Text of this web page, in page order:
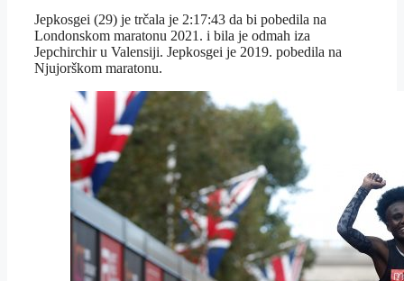
Jepkosgei (29) je trčala je 2:17:43 da bi pobedila na
Londonskom maratonu 2021. i bila je odmah iza
Jepchirchir u Valensiji. Jepkosgei je 2019. pobedila na
Njujorškom maratonu.